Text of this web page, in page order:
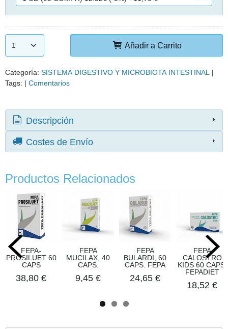
Añadir a Carrito
Categoría: SISTEMA DIGESTIVO Y MICROBIOTA INTESTINAL
|
Tags: | Comentarios
Descripción
Costes de Envío
Productos Relacionados
FEPA-
PROSILUET 60
CAPS
38,80 €
FEPA
MUCILAX, 40
CAPS.
9,45 €
FEPA
BULARDI, 60
CAPS. FEPA
24,65 €
FEPA
CALOSTRO
KIDS 60 CAPS.
FEPADIET
18,52 €